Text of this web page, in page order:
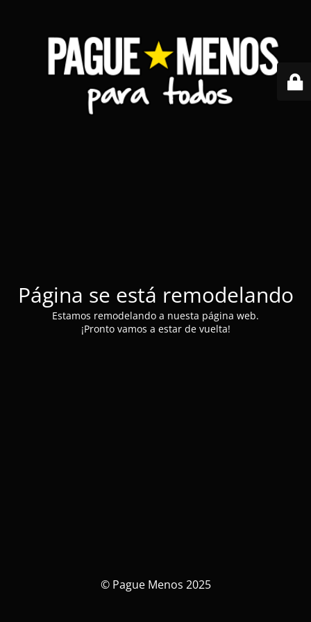
Página se está remodelando
Estamos remodelando a nuesta página web.
¡Pronto vamos a estar de vuelta!
© Pague Menos 2025